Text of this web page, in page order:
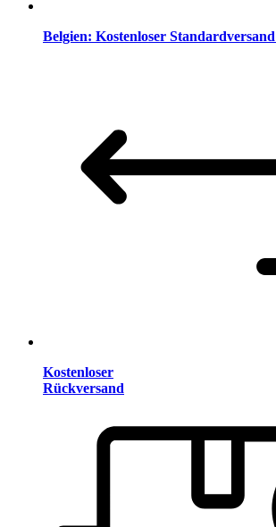
Belgien: Kostenloser Standardversand
Kostenloser
Rückversand